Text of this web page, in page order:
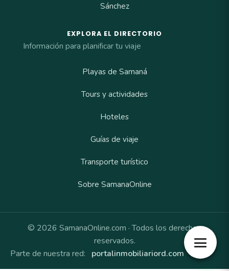
Sánchez
EXPLORA EL DIRECTORIO
Información para planificar tu viaje
Playas de Samaná
Tours y actividades
Hoteles
Guías de viaje
Transporte turístico
Sobre SamanaOnline
© 2026 SamanaOnline.com · Todos los derechos
reservados.
Parte de nuestra red:
portalinmobiliariord.com